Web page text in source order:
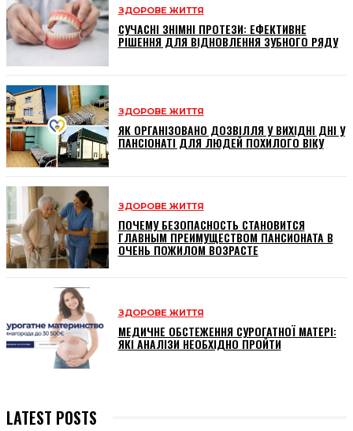
ЗДОРОВЕ ЖИТТЯ
СУЧАСНІ ЗНІМНІ ПРОТЕЗИ: ЕФЕКТИВНЕ
РІШЕННЯ ДЛЯ ВІДНОВЛЕННЯ ЗУБНОГО РЯДУ
ЗДОРОВЕ ЖИТТЯ
ЯК ОРГАНІЗОВАНО ДОЗВІЛЛЯ У ВИХІДНІ ДНІ У
ПАНСІОНАТІ ДЛЯ ЛЮДЕЙ ПОХИЛОГО ВІКУ
ЗДОРОВЕ ЖИТТЯ
ПОЧЕМУ БЕЗОПАСНОСТЬ СТАНОВИТСЯ
ГЛАВНЫМ ПРЕИМУЩЕСТВОМ ПАНСИОНАТА В
ОЧЕНЬ ПОЖИЛОМ ВОЗРАСТЕ
ЗДОРОВЕ ЖИТТЯ
МЕДИЧНЕ ОБСТЕЖЕННЯ СУРОГАТНОЇ МАТЕРІ:
ЯКІ АНАЛІЗИ НЕОБХІДНО ПРОЙТИ
LATEST POSTS